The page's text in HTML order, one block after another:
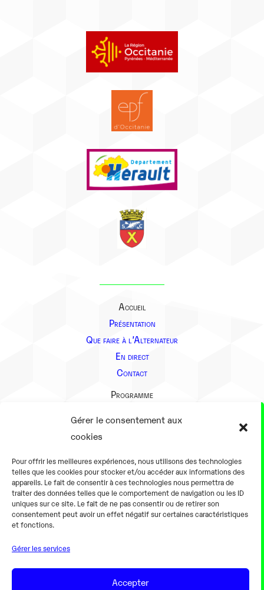
Gérer le consentement aux
cookies
Pour offrir les meilleures expériences, nous utilisons des technologies
telles que les cookies pour stocker et/ou accéder aux informations des
appareils. Le fait de consentir à ces technologies nous permettra de
traiter des données telles que le comportement de navigation ou les ID
uniques sur ce site. Le fait de ne pas consentir ou de retirer son
consentement peut avoir un effet négatif sur certaines caractéristiques
et fonctions.
Gérer les services
Accepter
Accueil
Présentation
Que faire à l’Alternateur
En direct
Contact
Programme
Présentation
En pratique
Tarifs et horaires
Salles
Équipements numériques
Gaming